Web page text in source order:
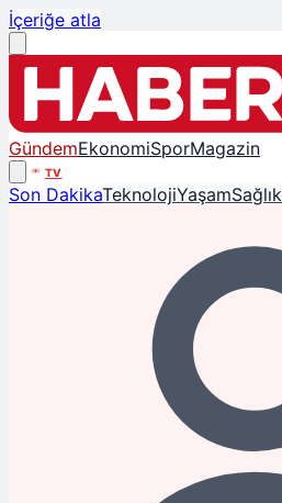
İçeriğe atla
GündemEkonomiSporMagazin
TV
Son DakikaTeknolojiYaşamSağlık